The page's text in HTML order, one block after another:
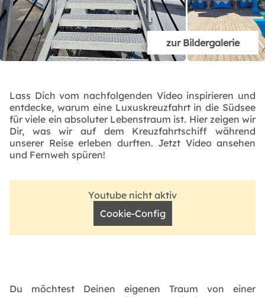
zur Bildergalerie
Lass Dich vom nachfolgenden Video inspirieren und
entdecke, warum eine Luxuskreuzfahrt in die Südsee
für viele ein absoluter Lebenstraum ist. Hier zeigen wir
Dir, was wir auf dem Kreuzfahrtschiff während
unserer Reise erleben durften. Jetzt Video ansehen
und Fernweh spüren!
Youtube nicht aktiv
Cookie-Config
Du möchtest Deinen eigenen Traum von einer